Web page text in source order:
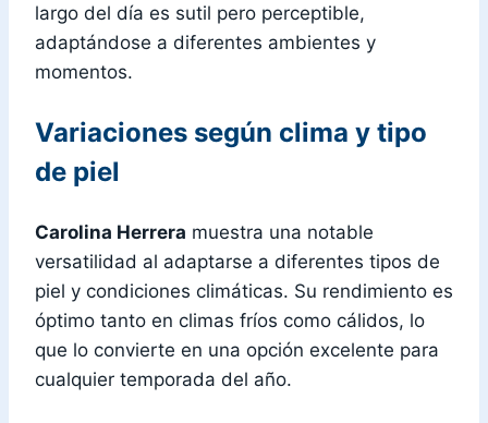
largo del día es sutil pero perceptible,
adaptándose a diferentes ambientes y
momentos.
Variaciones según clima y tipo
de piel
Carolina Herrera muestra una notable
versatilidad al adaptarse a diferentes tipos de
piel y condiciones climáticas. Su rendimiento es
óptimo tanto en climas fríos como cálidos, lo
que lo convierte en una opción excelente para
cualquier temporada del año.